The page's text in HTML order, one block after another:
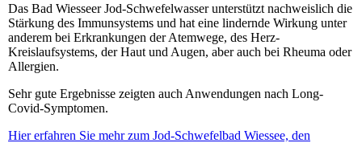
Das Bad Wiesseer Jod-Schwefelwasser unterstützt nachweislich die
Stärkung des Immunsystems und hat eine lindernde Wirkung unter
anderem bei Erkrankungen der Atemwege, des Herz-
Kreislaufsystems, der Haut und Augen, aber auch bei Rheuma oder
Allergien.
Sehr gute Ergebnisse zeigten auch Anwendungen nach Long-
Covid-Symptomen.
Hier erfahren Sie mehr zum Jod-Schwefelbad Wiessee, den